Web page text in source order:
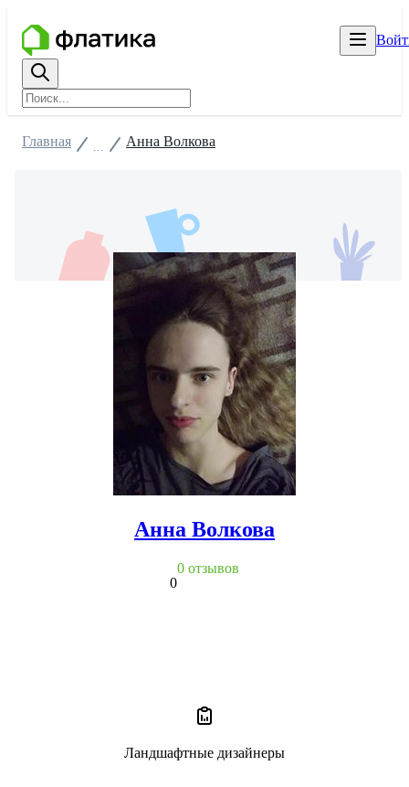
Главная Анна Волкова
Анна Волкова
0
0 отзывов
Ландшафтные дизайнеры